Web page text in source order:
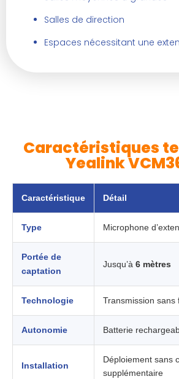
Salles de direction
Espaces nécessitant une
Caractéristiques
Yealink
Caractéristique Détail
Type Microphone
Portée de
captation
Jusqu’à 6 mètres
Technologie Transmission sans
Autonomie Batterie
Installation
Déploiement sans
supplémentaire